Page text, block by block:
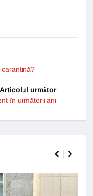
carantină?
Articolul următor
în următorii ani